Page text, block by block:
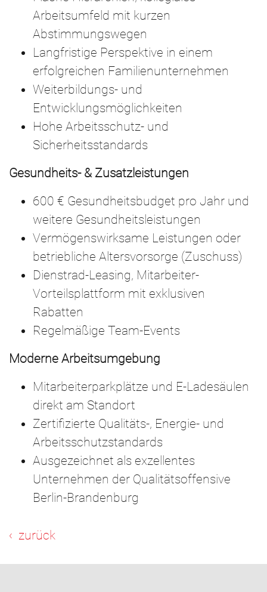
Arbeitsumfeld mit kurzen
Abstimmungswegen
Langfristige Perspektive in einem
erfolgreichen Familienunternehmen
Weiterbildungs- und
Entwicklungsmöglichkeiten
Hohe Arbeitsschutz- und
Sicherheitsstandards
Gesundheits- & Zusatzleistungen
600 € Gesundheitsbudget pro Jahr und
weitere Gesundheitsleistungen
Vermögenswirksame Leistungen oder
betriebliche Altersvorsorge (Zuschuss)
Dienstrad-Leasing, Mitarbeiter-
Vorteilsplattform mit exklusiven
Rabatten
Regelmäßige Team-Events
Moderne Arbeitsumgebung
Mitarbeiterparkplätze und E-Ladesäulen
direkt am Standort
Zertifizierte Qualitäts-, Energie- und
Arbeitsschutzstandards
Ausgezeichnet als exzellentes
Unternehmen der Qualitätsoffensive
Berlin-Brandenburg
‹ zurück